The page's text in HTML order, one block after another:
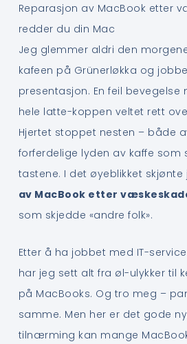
Reparasjon av MacBook etter
redder du din Mac
Jeg glemmer aldri den
kafeen på Grünerløkka og
presentasjon. En feil bevegelse
hele latte-koppen veltet rett
Hjertet stoppet nesten – både
forferdelige lyden av kaffe som
tastene. I det øyeblikket skjønte
av MacBook etter
som skjedde «andre folk».
Etter å ha jobbet med IT-
har jeg sett alt fra øl-ulykker til
på MacBooks. Og tro meg –
samme. Men her er det gode
tilnærming kan mange